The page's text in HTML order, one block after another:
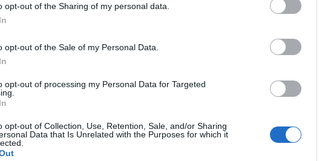
opt-out of the Sharing of my personal data.
opt-out of the Sale of my Personal Data.
opt-out of processing my Personal Data for Targeted
opt-out of Collection, Use, Retention, Sale, and/or Sharing
Data that Is Unrelated with the Purposes for which it
árak